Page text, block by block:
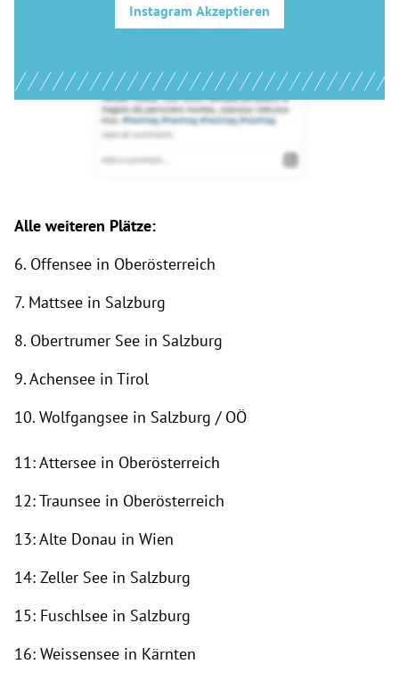
Instagram Akzeptieren
Alle weiteren Plätze:
6. Offensee in Oberösterreich
7. Mattsee in Salzburg
8. Obertrumer See in Salzburg
9. Achensee in Tirol
10. Wolfgangsee in Salzburg / OÖ
11: Attersee in Oberösterreich
12: Traunsee in Oberösterreich
13: Alte Donau in Wien
14: Zeller See in Salzburg
15: Fuschlsee in Salzburg
16: Weissensee in Kärnten